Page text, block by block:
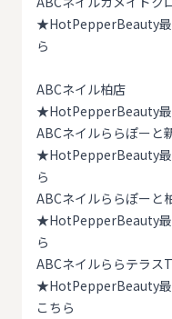
★HotPepperBeauty最
ら
ABCネイル柏店
★HotPepperBeauty
ABCネイルららぽーと
★HotPepperBeauty最
ら
ABCネイルららぽーと
★HotPepperBeauty最
ら
ABCネイルららテラス
★HotPepperBeauty最
こちら